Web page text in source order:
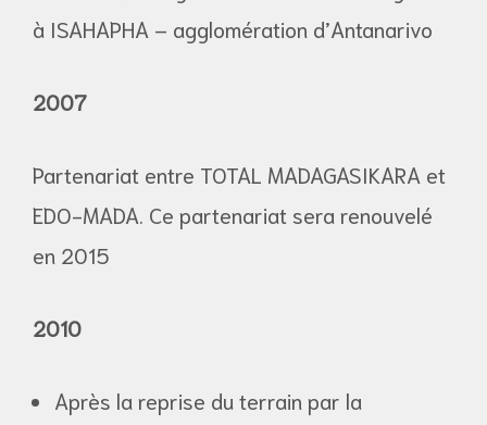
à ISAHAPHA – agglomération d’Antanarivo
2007
Partenariat entre TOTAL MADAGASIKARA et
EDO-MADA. Ce partenariat sera renouvelé
en 2015
2010
Après la reprise du terrain par la